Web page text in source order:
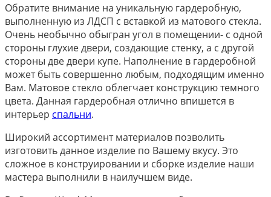
Обратите внимание на уникальную гардеробную,
выполненную из ЛДСП с вставкой из матового стекла.
Очень необычно обыгран угол в помещении- с одной
стороны глухие двери, создающие стенку, а с другой
стороны две двери купе. Наполнение в гардеробной
может быть совершенно любым, подходящим именно
Вам. Матовое стекло облегчает конструкцию темного
цвета. Данная гардеробная отлично впишется в
интерьер спальни.
Широкий ассортимент материалов позволить
изготовить данное изделие по Вашему вкусу. Это
сложное в конструировании и сборке изделие наши
мастера выполнили в наилучшем виде.